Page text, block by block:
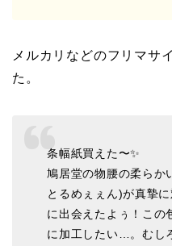
メルカリなどのフリマサ
た。
条幅紙買えた〜✨
鳩居堂の物腰の柔らか
とるめぇぇん)が真摯
に出会えたよぅ！この
に加工したい…。むし